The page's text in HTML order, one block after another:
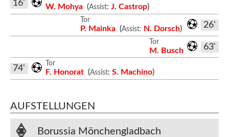
W. Mohya (Assist: J. Castrop)
16'
26'
Tor
P. Mainka (Assist: N. Dorsch)
63'
Tor
M. Busch
Tor
F. Honorat (Assist: S. Machino)
74'
AUFSTELLUNGEN
Borussia Mönchengladbach